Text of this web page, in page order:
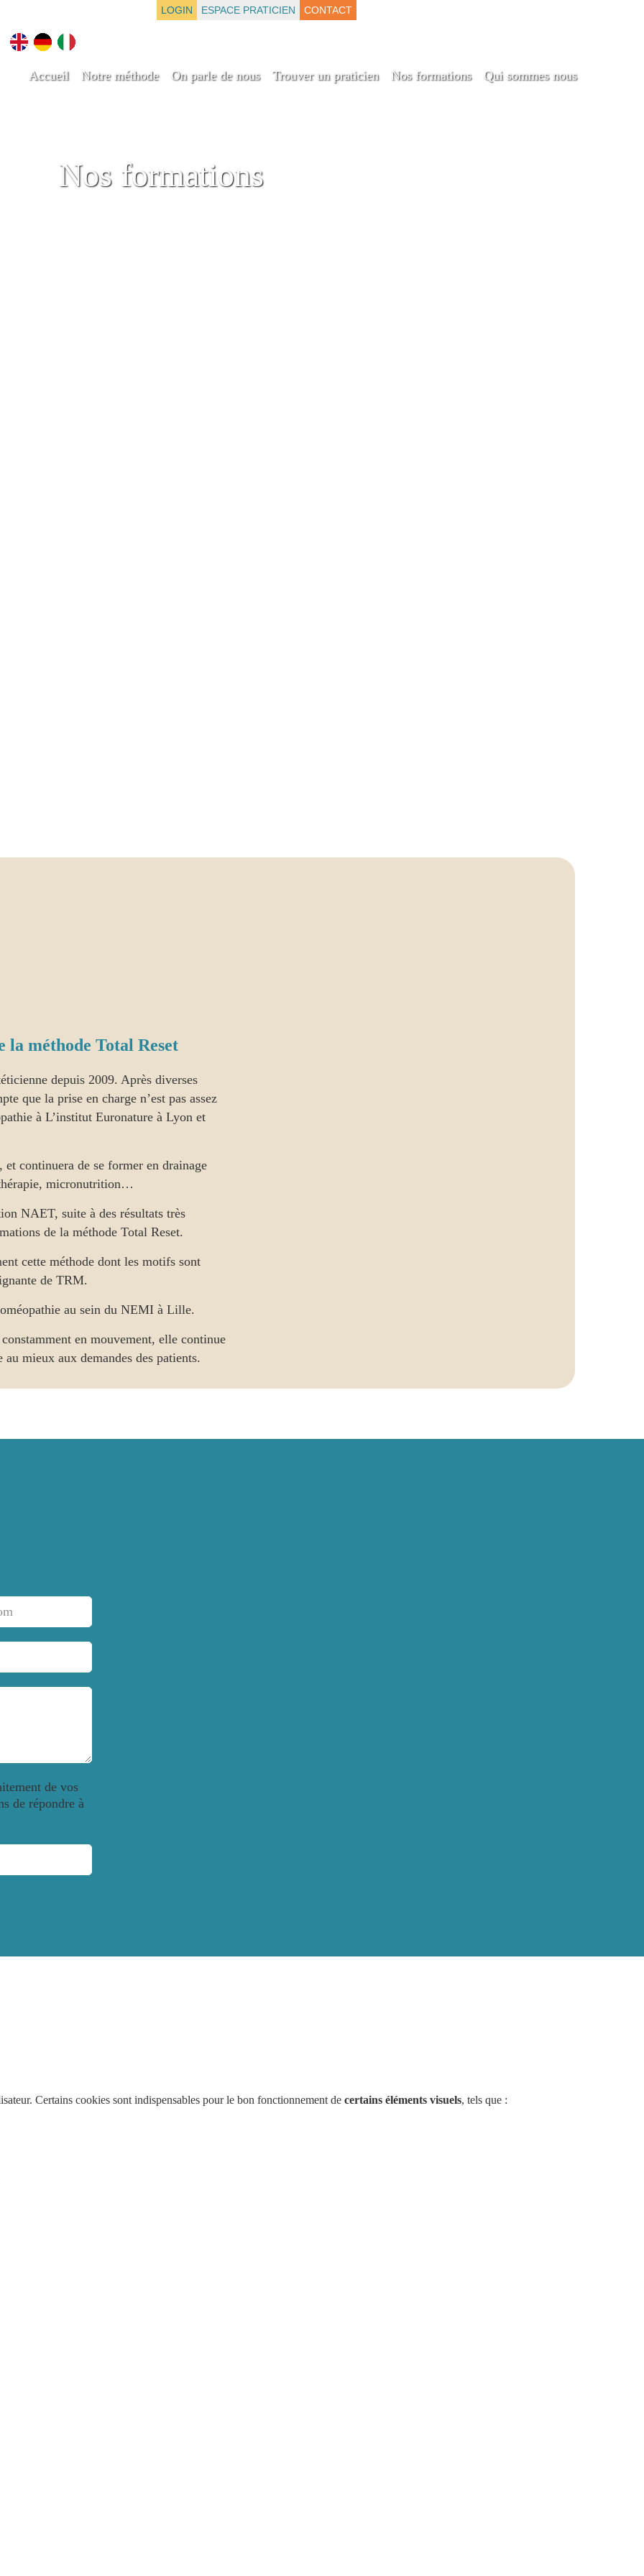
LOGIN ESPACE PRATICIEN CONTACT
Accueil Notre méthode On parle de nous Trouver un praticien Nos formations Qui sommes nous
Nos formations
la méthode Total Reset
depuis 2009. Après diverses
que la prise en charge n’est pas assez
à L’institut Euronature à Lyon et
continuera de se former en drainage
micronutrition…
NAET, suite à des résultats très
de la méthode Total Reset.
cette méthode dont les motifs sont
de TRM.
au sein du NEMI à Lille.
en mouvement, elle continue
mieux aux demandes des patients.
de vos
de répondre à
Certains cookies sont indispensables pour le bon fonctionnement de certains éléments visuels, tels que :